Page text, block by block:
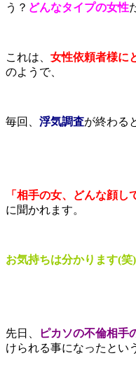
う？ どんなタイプの女性
これは、 女性依頼者様に
のようで、
毎回、 浮気調査が終わる
「相手の女、どんな顔し
に聞かれます。
お気持ちは分かります(笑)
先日、 ピカソの不倫相手
けられる事になったとい